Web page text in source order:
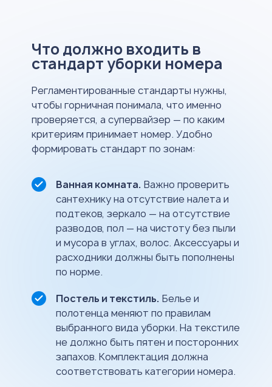
Что должно входить в
стандарт уборки номера
Регламентированные стандарты нужны,
чтобы горничная понимала, что именно
проверяется, а супервайзер — по каким
критериям принимает номер. Удобно
формировать стандарт по зонам:
Ванная комната. Важно проверить
сантехнику на отсутствие налета и
подтеков, зеркало — на отсутствие
разводов, пол — на чистоту без пыли
и мусора в углах, волос. Аксессуары и
расходники должны быть пополнены
по норме.
Постель и текстиль. Белье и
полотенца меняют по правилам
выбранного вида уборки. На текстиле
не должно быть пятен и посторонних
запахов. Комплектация должна
соответствовать категории номера.